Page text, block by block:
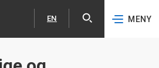
EN
English MENY